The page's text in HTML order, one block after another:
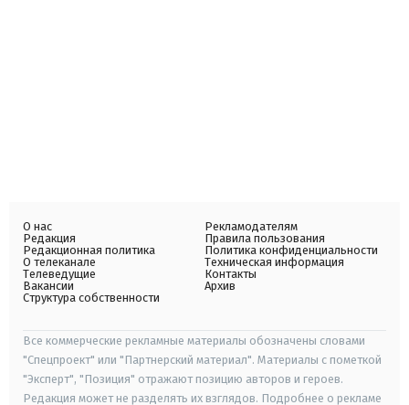
О нас
Редакция
Редакционная политика
О телеканале
Телеведущие
Вакансии
Структура собственности
Рекламодателям
Правила пользования
Политика конфиденциальности
Техническая информация
Контакты
Архив
Все коммерческие рекламные материалы обозначены словами
"Спецпроект" или "Партнерский материал". Материалы с пометкой
"Эксперт", "Позиция" отражают позицию авторов и героев.
Редакция может не разделять их взглядов. Подробнее о рекламе